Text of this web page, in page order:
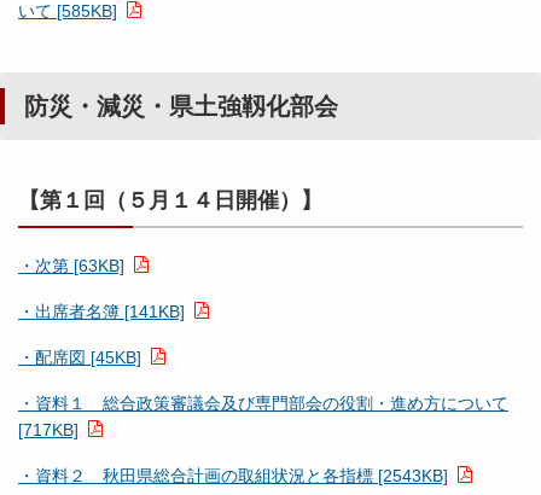
いて [585KB]
防災・減災・県土強靱化部会
【第１回（５月１４日開催）】
・次第 [63KB]
・出席者名簿 [141KB]
・配席図 [45KB]
・資料１ 総合政策審議会及び専門部会の役割・進め方について
[717KB]
・資料２ 秋田県総合計画の取組状況と各指標 [2543KB]